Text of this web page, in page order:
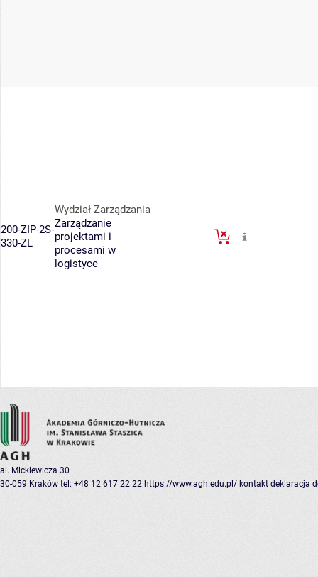
200-ZIP-2S-
330-ZL
Wydział Zarządzania
Zarządzanie
projektami i
procesami w
logistyce
al. Mickiewicza 30
30-059 Kraków tel: +48 12 617 22 22 https://www.agh.edu.pl/ kontakt deklaracja